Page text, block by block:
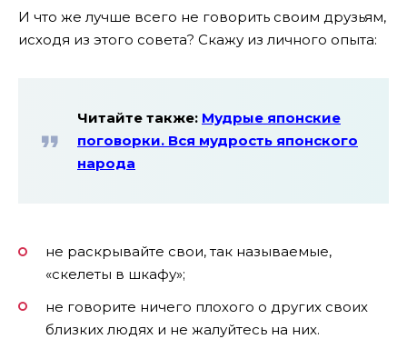
И что же лучше всего не говорить своим друзьям,
исходя из этого совета? Скажу из личного опыта:
Читайте также: Мудрые японские
поговорки. Вся мудрость японского
народа
не раскрывайте свои, так называемые,
«скелеты в шкафу»;
не говорите ничего плохого о других своих
близких людях и не жалуйтесь на них.